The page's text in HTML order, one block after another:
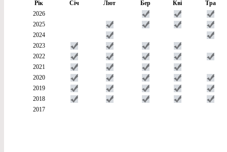
Рік
Січ Лют Бер Кві
Тра
2026
2025
2024
2023
2022
2021
2020
2019
2018
2017